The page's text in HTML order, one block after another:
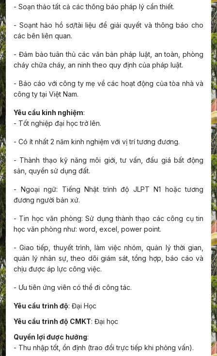
- Soạn thảo tất cả các thông báo pháp lý cần thiết.
- Soạnt hảo hồ sơ/tài liệu để giải quyết và thông báo cho
các bên liên quan.
- Đảm bảo tuân thủ các văn bản pháp luật, an toàn, phòng
cháy chữa cháy, an ninh theo quy định của pháp luật.
- Báo cáo với công ty mẹ về các hoạt động của tòa nhà và
công ty tại Việt Nam.
Yêu cầu kinh nghiệm:
- Tốt nghiệp đại học trở lên.
- Có ít nhất 2 năm kinh nghiệm với vị trí tương đương.
- Thành thạo kỹ năng môi giới, tư vấn, đấu giá bất động
sản, quyền sử dụng đất.
- Ngoại ngữ: Tiếng Nhật trình độ JLPT N1 hoặc tương
đương người bản xứ.
- Tin học văn phòng: Sử dụng thành thạo các công cụ tin
học văn phòng như: word, excel, power point.
- Giao tiếp, thuyết trình, làm việc nhóm, quản lý thời gian,
quản lý nhân sự, theo dõi giám sát, tổng hợp, báo cáo và
chịu được áp lực công việc.
- Ưu tiên ứng viên có thể đi công tác.
Yêu cầu trình độ: Đại Học
Yêu cầu trình độ CMKT: Đại học
Quyền lợi được hưởng:
- Thu nhập tốt, ổn định (trao đổi trực tiếp khi phỏng vấn).